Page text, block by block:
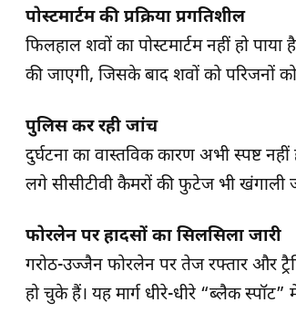
पोस्टमार्टम की प्रक्रिया प्रगतिशील
फिलहाल शवों का पोस्टमार्टम नहीं हो
की जाएगी, जिसके बाद शवों को परिजनों
पुलिस कर रही जांच
दुर्घटना का वास्तविक कारण अभी स्पष्ट
लगे सीसीटीवी कैमरों की फुटेज भी खंगाली
फोरलेन पर हादसों का सिलसिला जारी
गरोठ-उज्जैन फोरलेन पर तेज रफ्तार और
हो चुके हैं। यह मार्ग धीरे-धीरे “ब्लैक स्पॉट”